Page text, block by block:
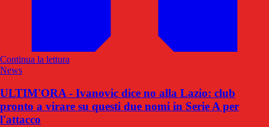
Continua la lettura
News
ULTIM'ORA - Ivanovic dice no alla Lazio: club
pronto a virare su questi due nomi in Serie A per
l'attacco